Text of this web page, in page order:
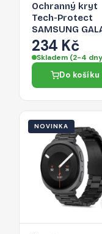
Ochranný kryt
Tech-Protect
SAMSUNG
WATCH ULTRA 1
2024-2026 (47
MM) pro
Watch Ultra -
black
234 Kč
Skladem (2-4
Do košíku
NOVINKA